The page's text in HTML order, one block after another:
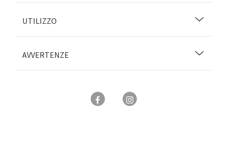
UTILIZZO
AVVERTENZE